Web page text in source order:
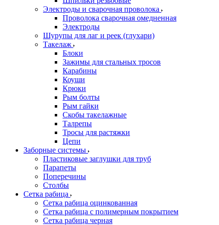
Электроды и сварочная проволока
Проволока сварочная омедненная
Электроды
Шурупы для лаг и реек (глухари)
Такелаж
Блоки
Зажимы для стальных тросов
Карабины
Коуши
Крюки
Рым болты
Рым гайки
Скобы такелажные
Талрепы
Тросы для растяжки
Цепи
Заборные системы
Пластиковые заглушки для труб
Парапеты
Поперечины
Столбы
Сетка рабица
Сетка рабица оцинкованная
Сетка рабица с полимерным покрытием
Сетка рабица черная